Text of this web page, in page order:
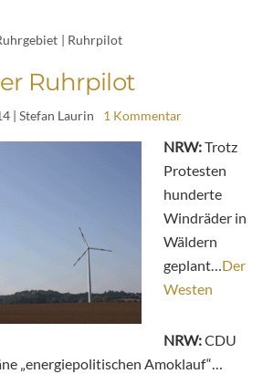
| Ruhrpilot
Ruhrpilot
| Stefan Laurin 1 Kommentar
NRW:Trotz
Protesten
hunderte
Windräder in
Wäldern
geplant…Der
Westen
NRW:CDU
„energiepolitischen Amoklauf“…